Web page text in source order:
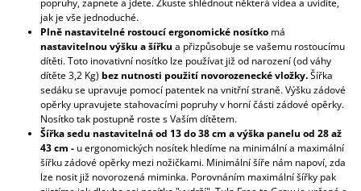
popruhy, zapnete a jdete. Zkuste shlédnout některá videa a uvidíte,
jak je vše jednoduché.
Plně nastavitelné rostoucí ergonomické nosítko má
nastavitelnou výšku a šířku a přizpůsobuje se vašemu rostoucímu
dítěti. Toto inovativní nosítko lze používat již od narození (od váhy
dítěte 3,2 Kg) bez nutnosti použití novorozenecké vložky.Šířka
sedáku se upravuje pomocí patentek na vnitřní straně. Výšku zádové
opěrky upravujete stahovacími popruhy v horní části zádové opěrky.
Nosítko tak postupně roste s Vaším dítětem.
Šířka sedu nastavitelná od 13 do 38 cm a výška panelu od 28 až
43 cm - u ergonomických nosítek hledíme na minimální a maximální
šířku zádové opěrky mezi nožičkami. Minimální šíře nám napoví, zda
lze nosit již novorozená miminka. Porovnáním maximální šířky pak